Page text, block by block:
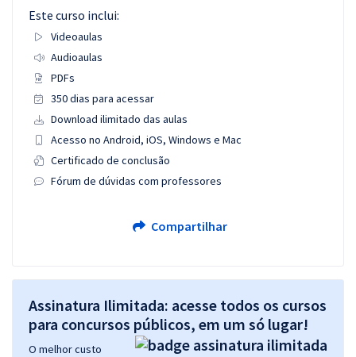
Este curso inclui:
Videoaulas
Audioaulas
PDFs
350 dias para acessar
Download ilimitado das aulas
Acesso no Android, iOS, Windows e Mac
Certificado de conclusão
Fórum de dúvidas com professores
Compartilhar
Assinatura Ilimitada: acesse todos os cursos
para concursos públicos, em um só lugar!
O melhor custo